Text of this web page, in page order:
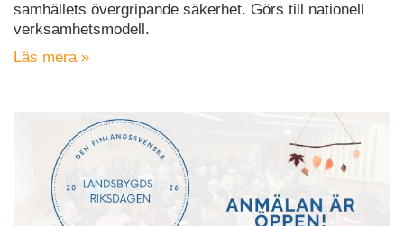
samhällets övergripande säkerhet. Görs till nationell
verksamhetsmodell.
Läs mera »